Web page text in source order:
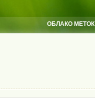
ОБЛАКО МЕТОК